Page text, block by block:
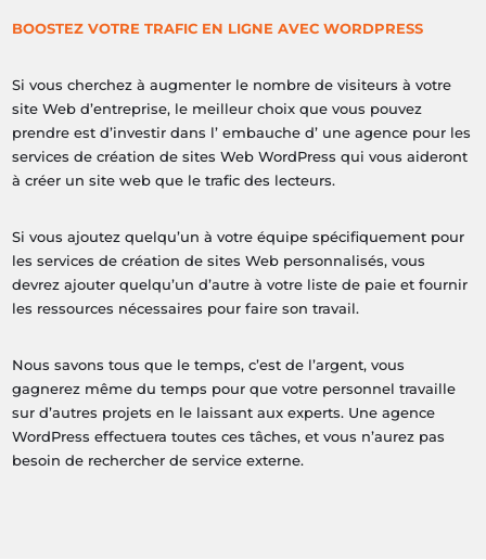
BOOSTEZ VOTRE TRAFIC EN LIGNE AVEC WORDPRESS
Si vous cherchez à augmenter le nombre de visiteurs à votre
site Web d’entreprise, le meilleur choix que vous pouvez
prendre est d’investir dans l’ embauche d’ une agence pour les
services de création de sites Web WordPress qui vous aideront
à créer un site web que le trafic des lecteurs.
Si vous ajoutez quelqu’un à votre équipe spécifiquement pour
les services de création de sites Web personnalisés, vous
devrez ajouter quelqu’un d’autre à votre liste de paie et fournir
les ressources nécessaires pour faire son travail.
Nous savons tous que le temps, c’est de l’argent, vous
gagnerez même du temps pour que votre personnel travaille
sur d’autres projets en le laissant aux experts. Une agence
WordPress effectuera toutes ces tâches, et vous n’aurez pas
besoin de rechercher de service externe.